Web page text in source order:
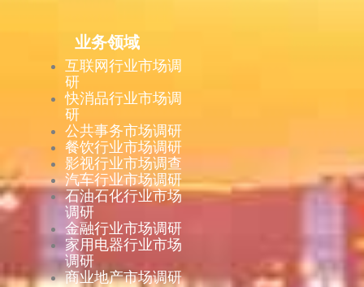
业务领域
互联网行业市场调
研
快消品行业市场调
研
公共事务市场调研
餐饮行业市场调研
影视行业市场调查
汽车行业市场调研
石油石化行业市场
调研
金融行业市场调研
家用电器行业市场
调研
商业地产市场调研